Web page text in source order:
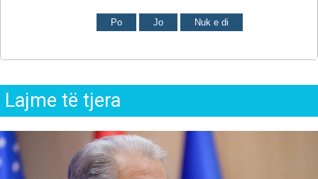
Po Jo Nuk e di
Lajme të tjera